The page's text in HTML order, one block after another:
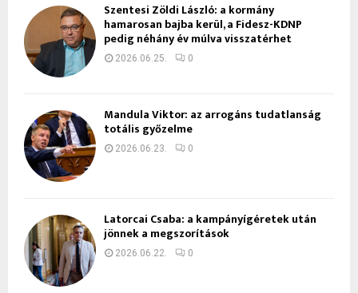
Szentesi Zöldi László: a kormány
hamarosan bajba kerül, a Fidesz-KDNP
pedig néhány év múlva visszatérhet
2026.06.25. 0
Mandula Viktor: az arrogáns tudatlanság
totális győzelme
2026.06.23. 0
Latorcai Csaba: a kampányígéretek után
jönnek a megszorítások
2026.06.22. 0